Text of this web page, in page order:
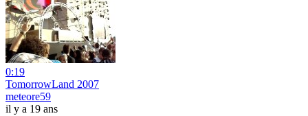
0:19
TomorrowLand 2007
meteore59
il y a 19 ans